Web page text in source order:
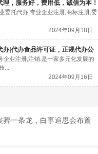
，服务好，费用低，诚信为本！
委托代办:专业企业注册,商标注册,委
2024年09月18日
办|代办食品许可证，正规代办公
企业注册,注销.是一家多元化发展的
...
2024年09月16日
葬一条龙，白事追思会布置